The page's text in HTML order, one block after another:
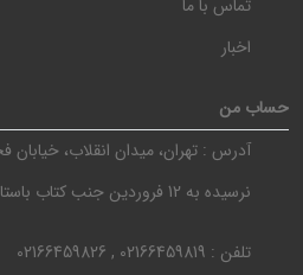
تماس با ما
اخبار
حساب من
آدرس : تهران، میدان انقلاب،
نرسیده به 12 فروردین جنب کتاب باستان
تلفن : 02166459819 , 02166459826